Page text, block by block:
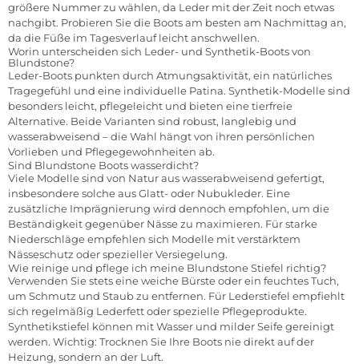
größere Nummer zu wählen, da Leder mit der Zeit noch etwas
nachgibt. Probieren Sie die Boots am besten am Nachmittag an,
da die Füße im Tagesverlauf leicht anschwellen.
Worin unterscheiden sich Leder- und Synthetik-Boots von
Blundstone?
Leder-Boots punkten durch Atmungsaktivität, ein natürliches
Tragegefühl und eine individuelle Patina. Synthetik-Modelle sind
besonders leicht, pflegeleicht und bieten eine tierfreie
Alternative. Beide Varianten sind robust, langlebig und
wasserabweisend – die Wahl hängt von ihren persönlichen
Vorlieben und Pflegegewohnheiten ab.
Sind Blundstone Boots wasserdicht?
Viele Modelle sind von Natur aus wasserabweisend gefertigt,
insbesondere solche aus Glatt- oder Nubukleder. Eine
zusätzliche Imprägnierung wird dennoch empfohlen, um die
Beständigkeit gegenüber Nässe zu maximieren. Für starke
Niederschläge empfehlen sich Modelle mit verstärktem
Nässeschutz oder spezieller Versiegelung.
Wie reinige und pflege ich meine Blundstone Stiefel richtig?
Verwenden Sie stets eine weiche Bürste oder ein feuchtes Tuch,
um Schmutz und Staub zu entfernen. Für Lederstiefel empfiehlt
sich regelmäßig Lederfett oder spezielle Pflegeprodukte.
Synthetikstiefel können mit Wasser und milder Seife gereinigt
werden. Wichtig: Trocknen Sie Ihre Boots nie direkt auf der
Heizung, sondern an der Luft.